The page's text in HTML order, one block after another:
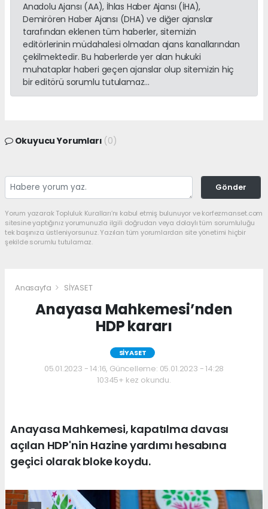
Anadolu Ajansı (AA), İhlas Haber Ajansı (İHA),
Demirören Haber Ajansı (DHA) ve diğer ajanslar
tarafından eklenen tüm haberler, sitemizin
editörlerinin müdahalesi olmadan ajans kanallarından
çekilmektedir. Bu haberlerde yer alan hukuki
muhataplar haberi geçen ajanslar olup sitemizin hiç
bir editörü sorumlu tutulamaz...
Okuyucu Yorumları (0)
Gönder
Yorum yazarak Topluluk Kuralları’nı kabul etmiş bulunuyor ve korfezmanset.com
sitesine yaptığınız yorumunuzla ilgili doğrudan veya dolaylı tüm sorumluluğu
tek başınıza üstleniyorsunuz. Yazılan tüm yorumlardan site yönetimi hiçbir
şekilde sorumlu tutulamaz.
Anasayfa SİYASET
Anayasa Mahkemesi’nden
HDP kararı
SİYASET
05.01.2023 - 14:16, Güncelleme: 05.01.2023 - 14:28
10345+ kez okundu.
Anayasa Mahkemesi, kapatılma davası
açılan HDP'nin Hazine yardımı hesabına
geçici olarak bloke koydu.